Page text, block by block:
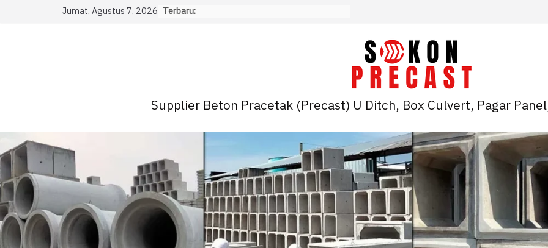
Jumat, Agustus 7, 2026 Terbaru:
Supplier Beton Pracetak (Precast) U Ditch, Box Culvert, Pagar